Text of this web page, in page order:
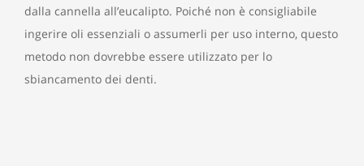
dalla cannella all’eucalipto. Poiché non è consigliabile
ingerire oli essenziali o assumerli per uso interno, questo
metodo non dovrebbe essere utilizzato per lo
sbiancamento dei denti.